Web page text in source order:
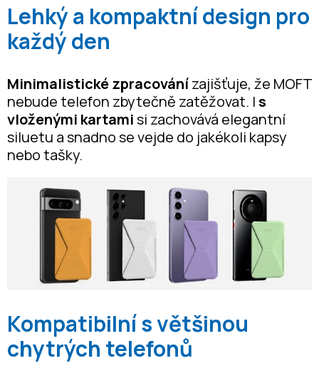
Lehký a kompaktní design pro
každý den
Minimalistické zpracovánízajišťuje, že MOFT
nebude telefon zbytečně zatěžovat. Is
vloženými kartamisi zachovává elegantní
siluetu a snadno se vejde do jakékoli kapsy
nebo tašky.
Kompatibilní s většinou
chytrých telefonů